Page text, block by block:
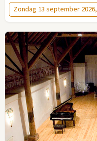
Zondag 13 september